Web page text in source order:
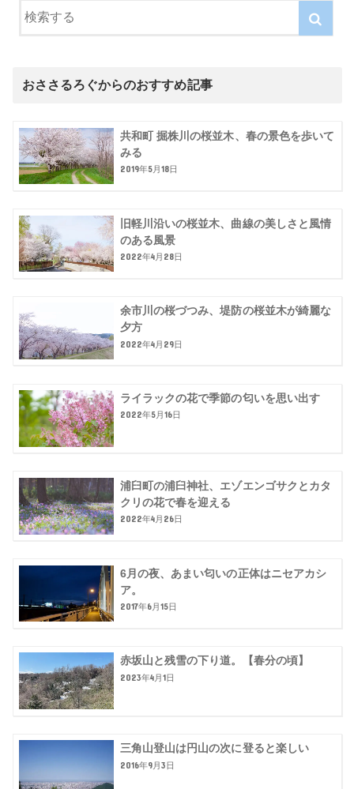
おささるろぐからのおすすめ記事
共和町 掘株川の桜並木、春の景色を歩いて
みる
2019年5月18日
旧軽川沿いの桜並木、曲線の美しさと風情
のある風景
2022年4月28日
余市川の桜づつみ、堤防の桜並木が綺麗な
夕方
2022年4月29日
ライラックの花で季節の匂いを思い出す
2022年5月16日
浦臼町の浦臼神社、エゾエンゴサクとカタ
クリの花で春を迎える
2022年4月26日
6月の夜、あまい匂いの正体はニセアカシ
ア。
2017年6月15日
赤坂山と残雪の下り道。【春分の頃】
2023年4月1日
三角山登山は円山の次に登ると楽しい
2016年9月3日